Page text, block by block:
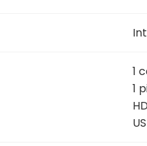
1
1